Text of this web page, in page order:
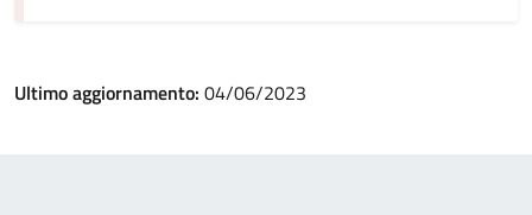
Ultimo aggiornamento: 04/06/2023